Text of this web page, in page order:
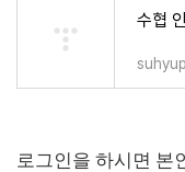
수협
로그인을 하시면 본